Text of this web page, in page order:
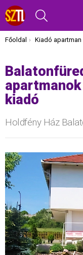
Itt vagy most:
Főoldal Kiadó apartman
kiadó
Holdfény Ház